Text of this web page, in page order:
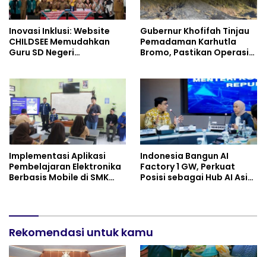
Inovasi Inklusi: Website
CHILDSEE Memudahkan
Guru SD Negeri
Berkebutuhan Khusus
Gubernur Khofifah Tinjau
Pemadaman Karhutla
Bromo, Pastikan Operasi
Implementasi Aplikasi
Pembelajaran Elektronika
Berbasis Mobile di SMK
Indonesia Bangun AI
Factory 1 GW, Perkuat
Posisi sebagai Hub AI Asia
Rekomendasi untuk kamu